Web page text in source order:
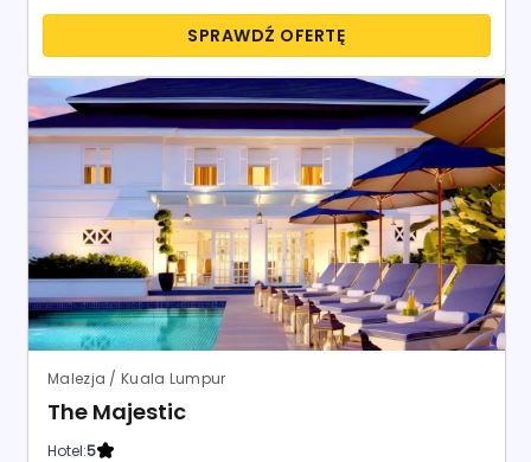
SPRAWDŹ OFERTĘ
Malezja / Kuala Lumpur
The Majestic
Hotel:5